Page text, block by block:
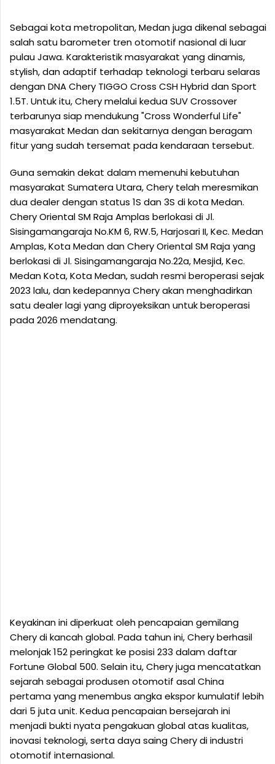
Sebagai kota metropolitan, Medan juga dikenal sebagai
salah satu barometer tren otomotif nasional di luar
pulau Jawa. Karakteristik masyarakat yang dinamis,
stylish, dan adaptif terhadap teknologi terbaru selaras
dengan DNA Chery TIGGO Cross CSH Hybrid dan Sport
1.5T. Untuk itu, Chery melalui kedua SUV Crossover
terbarunya siap mendukung "Cross Wonderful Life"
masyarakat Medan dan sekitarnya dengan beragam
fitur yang sudah tersemat pada kendaraan tersebut.
Guna semakin dekat dalam memenuhi kebutuhan
masyarakat Sumatera Utara, Chery telah meresmikan
dua dealer dengan status 1S dan 3S di kota Medan.
Chery Oriental SM Raja Amplas berlokasi di Jl.
Sisingamangaraja No.KM 6, RW.5, Harjosari II, Kec. Medan
Amplas, Kota Medan dan Chery Oriental SM Raja yang
berlokasi di Jl. Sisingamangaraja No.22a, Mesjid, Kec.
Medan Kota, Kota Medan, sudah resmi beroperasi sejak
2023 lalu, dan kedepannya Chery akan menghadirkan
satu dealer lagi yang diproyeksikan untuk beroperasi
pada 2026 mendatang.
Keyakinan ini diperkuat oleh pencapaian gemilang
Chery di kancah global. Pada tahun ini, Chery berhasil
melonjak 152 peringkat ke posisi 233 dalam daftar
Fortune Global 500. Selain itu, Chery juga mencatatkan
sejarah sebagai produsen otomotif asal China
pertama yang menembus angka ekspor kumulatif lebih
dari 5 juta unit. Kedua pencapaian bersejarah ini
menjadi bukti nyata pengakuan global atas kualitas,
inovasi teknologi, serta daya saing Chery di industri
otomotif internasional.